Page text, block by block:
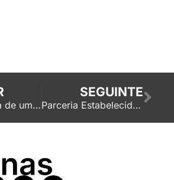
A Importância de um Simulador de Incêndio e da Formação
SEGUINTE
Parceria Estabelecida: Vianas & Miele Professional